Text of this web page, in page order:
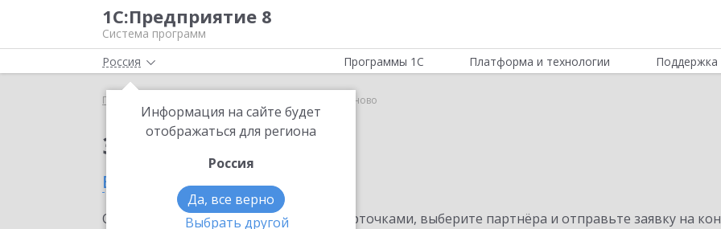
1С:Предприятие 8
Система программ
Россия
Информация на сайте будет
отображаться для региона
Россия
Да, все верно
Выбрать другой
Программы 1С Платформа и технологии Поддержка
Главная Bidzaar в Иваново
Заказать Bidzaar
в Иваново
Ознакомьтесь с информационными карточками, выберите партнёра и отправьте заявку на